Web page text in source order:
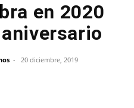
en 2020
- 20 diciembre, 2019